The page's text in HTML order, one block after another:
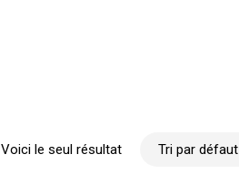
Voici le seul résultat Tri par défaut